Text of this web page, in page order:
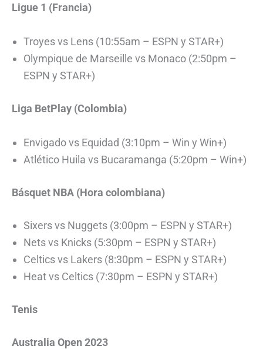
Ligue 1 (Francia)
Troyes vs Lens (10:55am – ESPN y STAR+)
Olympique de Marseille vs Monaco (2:50pm –
ESPN y STAR+)
Liga BetPlay (Colombia)
Envigado vs Equidad (3:10pm – Win y Win+)
Atlético Huila vs Bucaramanga (5:20pm – Win+)
Básquet NBA (Hora colombiana)
Sixers vs Nuggets (3:00pm – ESPN y STAR+)
Nets vs Knicks (5:30pm – ESPN y STAR+)
Celtics vs Lakers (8:30pm – ESPN y STAR+)
Heat vs Celtics (7:30pm – ESPN y STAR+)
Tenis
Australia Open 2023